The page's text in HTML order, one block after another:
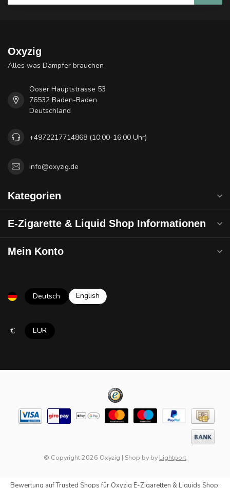
Oxyzig
Alles was Dampfer brauchen
Ooser Hauptstrasse 53
76532 Baden-Baden
Deutschland
+4972217714868 (10:00-16:00 Uhr)
info@oxyzig.de
Kategorien
E-Zigarette & Liquid Shop Informationen
Mein Konto
Deutsch English
€ EUR
© Copyright 2026 Oxyzig | Shop by by Lightport
Bewertung aufTrusted Shopsfür Oxyzig E-Zigaretten & Liquids Shop: